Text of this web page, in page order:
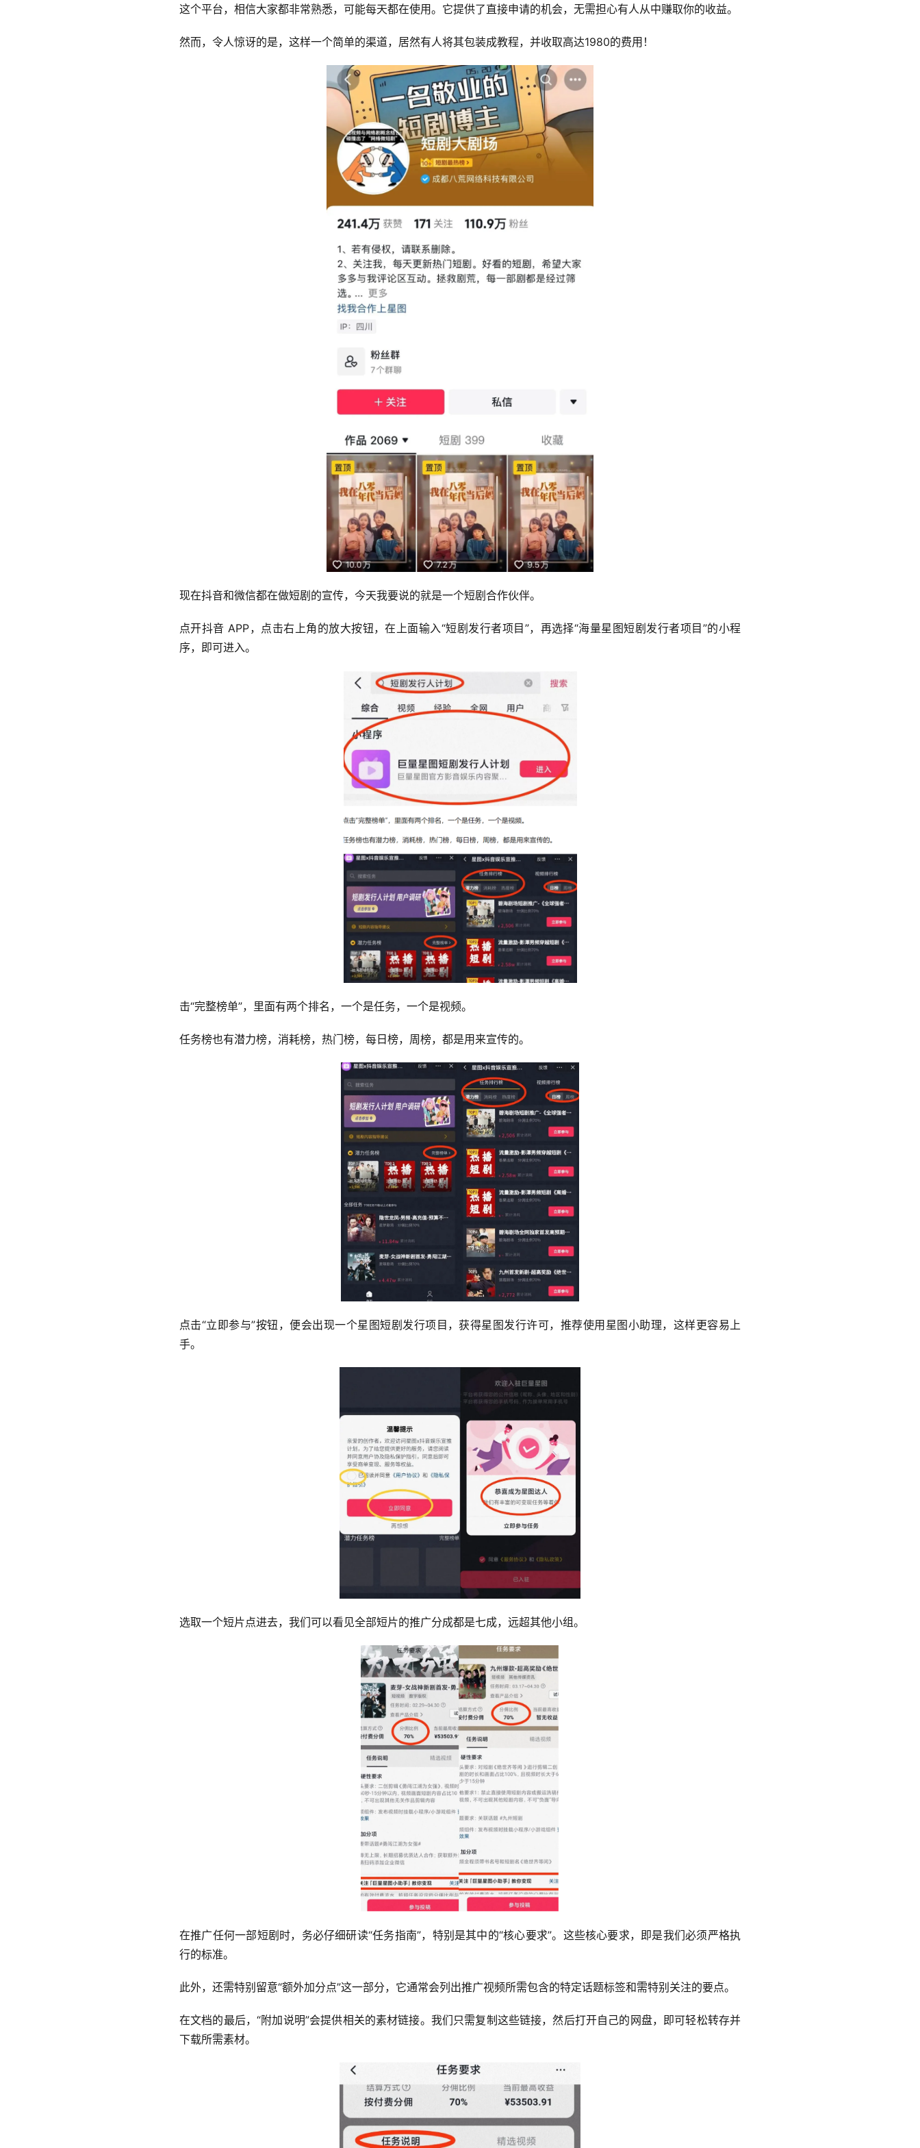
这个平台，相信大家都非常熟悉，可能每天都在使用。它提供了直接申请的机会，无需担心有人从中赚取你的收益。
然而，令人惊讶的是，这样一个简单的渠道，居然有人将其包装成教程，并收取高达1980的费用！
现在抖音和微信都在做短剧的宣传，今天我要说的就是一个短剧合作伙伴。
点开抖音 APP，点击右上角的放大按钮，在上面输入“短剧发行者项目”，再选择“海量星图短剧发行者项目”的小程
序，即可进入。
击“完整榜单”，里面有两个排名，一个是任务，一个是视频。
任务榜也有潜力榜，消耗榜，热门榜，每日榜，周榜，都是用来宣传的。
点击“立即参与”按钮，便会出现一个星图短剧发行项目，获得星图发行许可，推荐使用星图小助理，这样更容易上
手。
选取一个短片点进去，我们可以看见全部短片的推广分成都是七成，远超其他小组。
在推广任何一部短剧时，务必仔细研读“任务指南”，特别是其中的“核心要求”。这些核心要求，即是我们必须严格执
行的标准。
此外，还需特别留意“额外加分点”这一部分，它通常会列出推广视频所需包含的特定话题标签和需特别关注的要点。
在文档的最后，“附加说明”会提供相关的素材链接。我们只需复制这些链接，然后打开自己的网盘，即可轻松转存并
下载所需素材。